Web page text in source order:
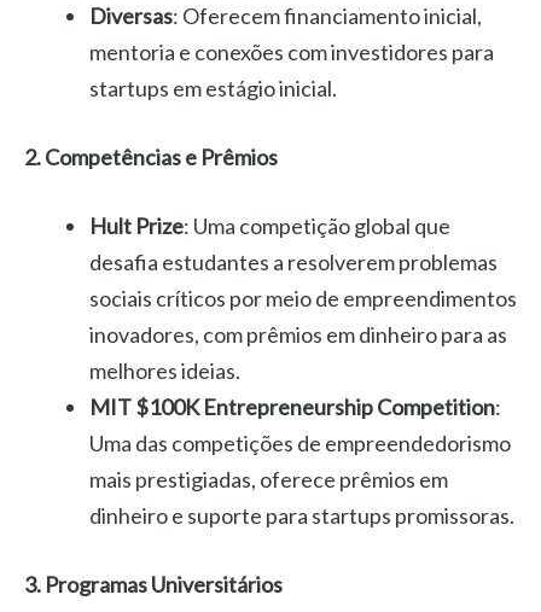
Diversas: Oferecem financiamento inicial,
mentoria e conexões com investidores para
startups em estágio inicial.
2. Competências e Prêmios
Hult Prize: Uma competição global que
desafia estudantes a resolverem problemas
sociais críticos por meio de empreendimentos
inovadores, com prêmios em dinheiro para as
melhores ideias.
MIT $100K Entrepreneurship Competition:
Uma das competições de empreendedorismo
mais prestigiadas, oferece prêmios em
dinheiro e suporte para startups promissoras.
3. Programas Universitários